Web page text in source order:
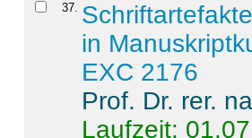
37.
in
EXC 2176
Prof. Dr. rer.
Laufzeit: